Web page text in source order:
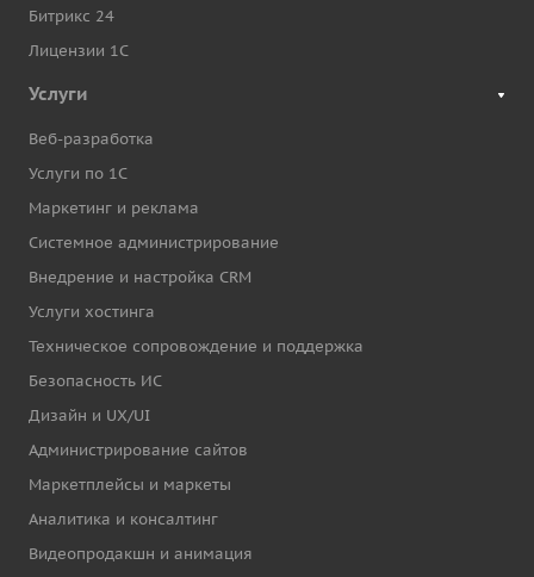
Битрикс 24
Лицензии 1С
Услуги
Веб-разработка
Услуги по 1С
Маркетинг и реклама
Системное администрирование
Внедрение и настройка CRM
Услуги хостинга
Техническое сопровождение и поддержка
Безопасность ИС
Дизайн и UX/UI
Администрирование сайтов
Маркетплейсы и маркеты
Аналитика и консалтинг
Видеопродакшн и анимация